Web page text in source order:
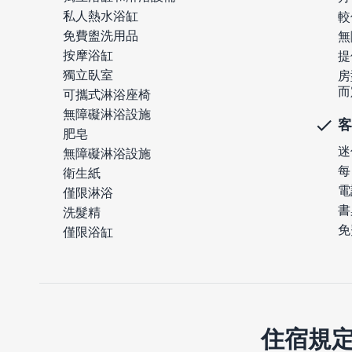
私人熱水浴缸
免費盥洗用品
按摩浴缸
獨立臥室
可攜式淋浴座椅
無障礙淋浴設施
肥皂
無障礙淋浴設施
衛生紙
僅限淋浴
洗髮精
僅限浴缸
住宿規